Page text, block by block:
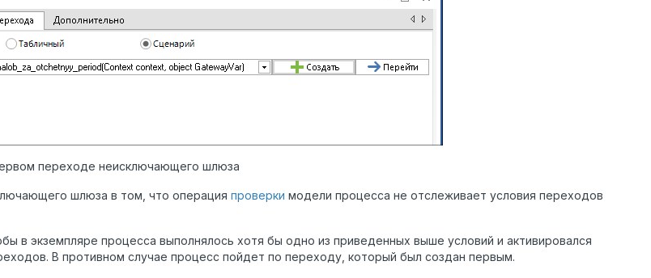
переходе неисключающего шлюза
шлюза в том, что операция проверки модели процесса не отслеживает условия переходов
в экземпляре процесса выполнялось хотя бы одно из приведенных выше условий и активировался
В противном случае процесс пойдет по переходу, который был создан первым.